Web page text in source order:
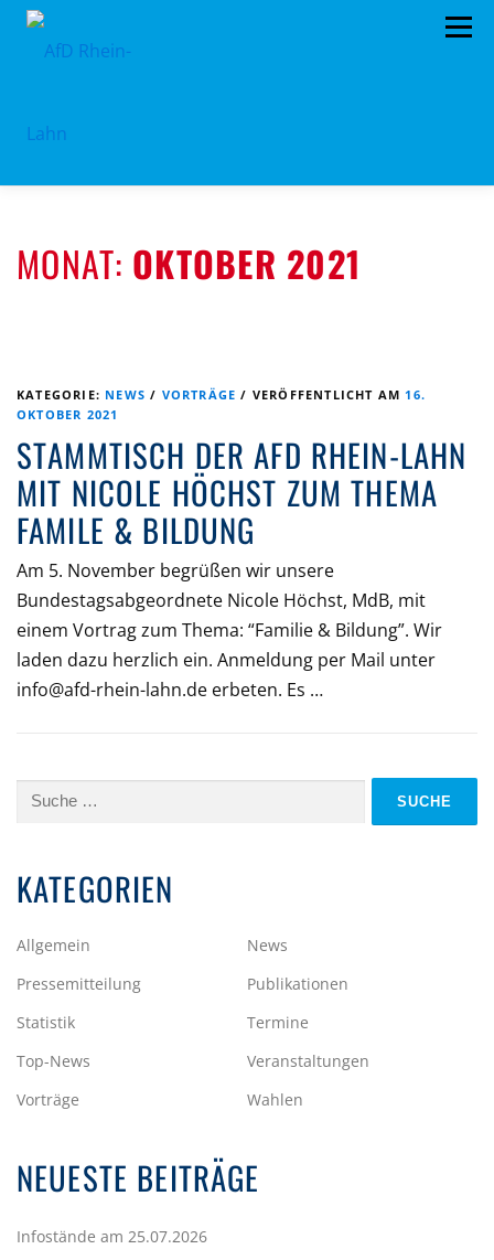
Zum
Menü
KONTAKT MITGLIED WERDEN
MONAT: OKTOBER 2021
KATEGORIE: NEWS / VORTRÄGE / VERÖFFENTLICHT AM 16.
OKTOBER 2021
STAMMTISCH DER AFD RHEIN-LAHN
MIT NICOLE HÖCHST ZUM THEMA
FAMILE & BILDUNG
Am 5. November begrüßen wir unsere
Bundestagsabgeordnete Nicole Höchst, MdB, mit
einem Vortrag zum Thema: “Familie & Bildung”. Wir
laden dazu herzlich ein. Anmeldung per Mail unter
info@afd-rhein-lahn.de erbeten. Es …
Suche
KATEGORIEN
Allgemein
News
Pressemitteilung
Publikationen
Statistik
Termine
Top-News
Veranstaltungen
Vorträge
Wahlen
NEUESTE BEITRÄGE
Infostände am 25.07.2026